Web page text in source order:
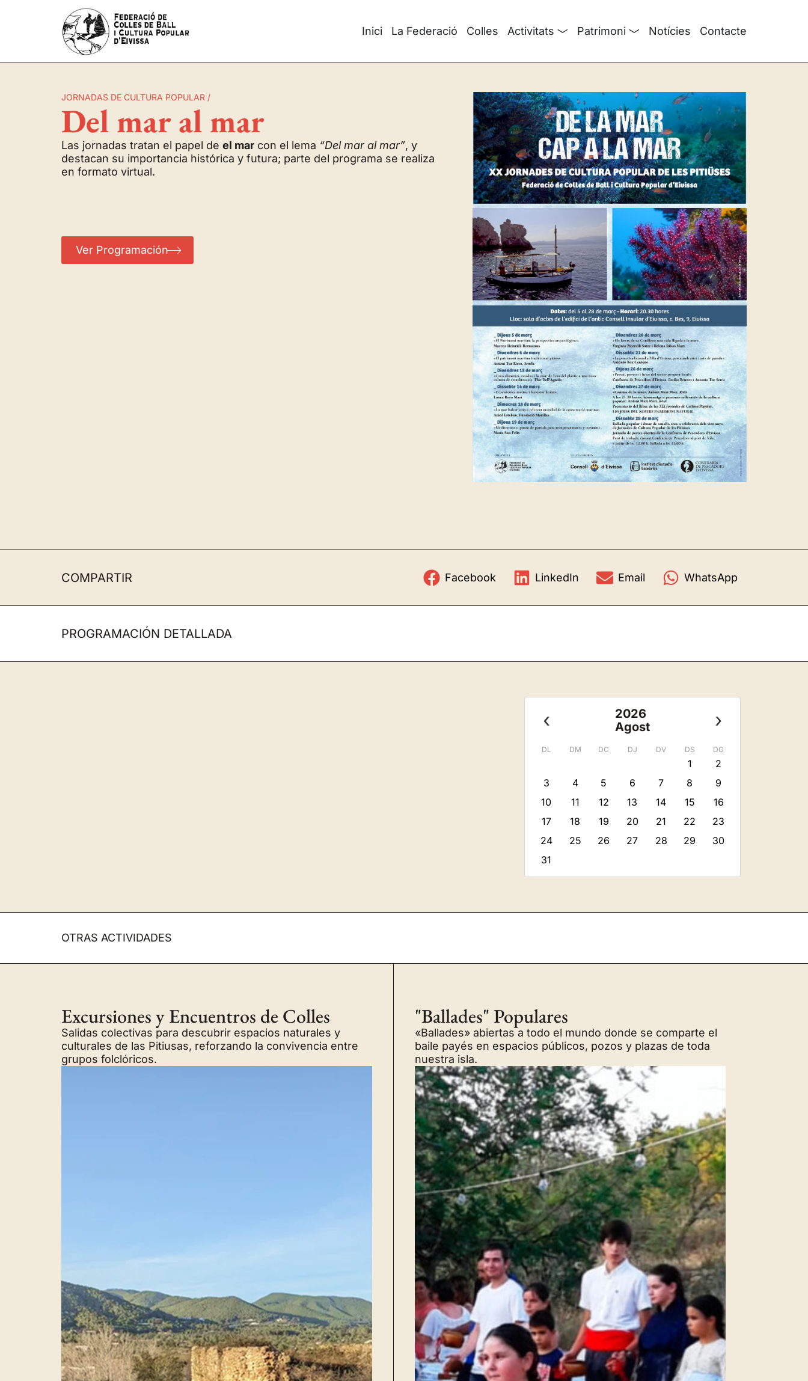
Inici La Federació Colles Activitats Patrimoni Notícies Contacte
JORNADAS DE CULTURA POPULAR /
Del mar al mar
Las jornadas tratan el papel de el mar con el lema “Del mar al mar”, y
destacan su importancia histórica y futura; parte del programa se realiza
en formato virtual.
Ver Programación
COMPARTIR Facebook LinkedIn Email WhatsApp
PROGRAMACIÓN DETALLADA
‹
2026
Agost
›
DL DM DC DJ DV DS DG
1
2
3
4 5 6 7 8
9
10
11 12 13 14 15
16
17
18 19 20 21 22
23
24
25 26 27 28 29
30
31
OTRAS ACTIVIDADES
Excursiones y Encuentros de Colles
Salidas colectivas para descubrir espacios naturales y
culturales de las Pitiusas, reforzando la convivencia entre
grupos folclóricos.
"Ballades" Populares
«Ballades» abiertas a todo el mundo donde se comparte el
baile payés en espacios públicos, pozos y plazas de toda
nuestra isla.